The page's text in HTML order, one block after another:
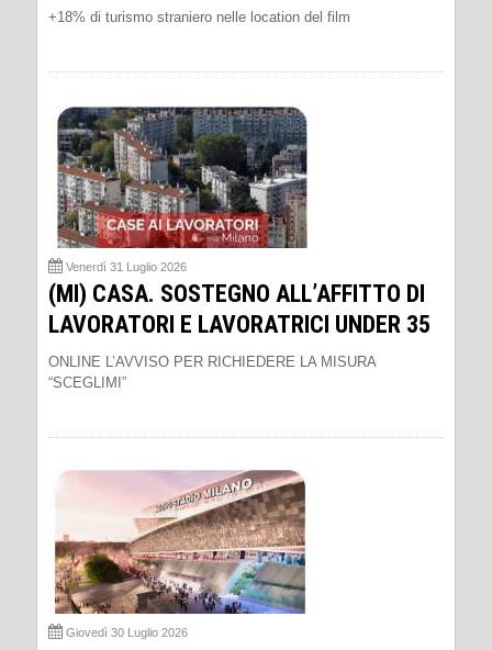
+18% di turismo straniero nelle location del film
Venerdì 31 Luglio 2026
(MI) CASA. SOSTEGNO ALL’AFFITTO DI
LAVORATORI E LAVORATRICI UNDER 35
ONLINE L’AVVISO PER RICHIEDERE LA MISURA
“SCEGLIMI”
Giovedì 30 Luglio 2026